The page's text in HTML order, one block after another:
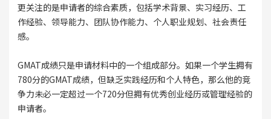
更关注的是申请者的综合素质，包括学术背景、实习经历、工
作经验、领导能力、团队协作能力、个人职业规划、社会责任
感。
GMAT成绩只是申请材料中的一个组成部分。如果一个学生拥有
780分的GMAT成绩，但缺乏实践经历和个人特色，那么他的竞
争力未必一定超过一个720分但拥有优秀创业经历或管理经验的
申请者。